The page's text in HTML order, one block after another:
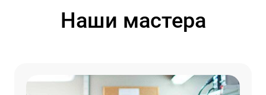
Наши мастера